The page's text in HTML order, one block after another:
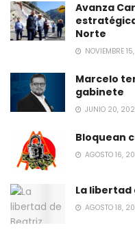
Avanza
Norte
NOVIEMBRE
Marcelo
gabinete
JUNIO 20,
Bloquean
AGOSTO 16,
La libertad
AGOSTO 18,